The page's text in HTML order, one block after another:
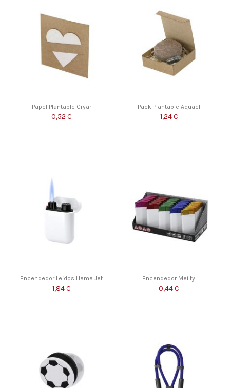
Papel Plantable Cryar
0,52 €
Pack Plantable Aquael
1,24 €
Encendedor Leidos Llama Jet
1,84 €
Encendedor Meilty
0,44 €